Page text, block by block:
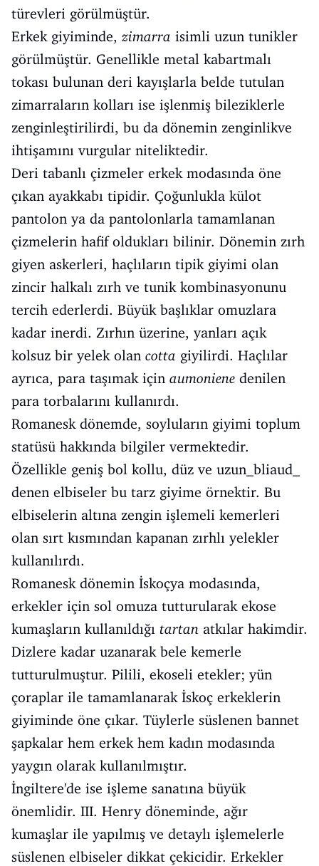
türevleri görülmüştür.
Erkek giyiminde, zimarra isimli uzun tunikler
görülmüştür. Genellikle metal kabartmalı
tokası bulunan deri kayışlarla belde tutulan
zimarraların kolları ise işlenmiş bileziklerle
zenginleştirilirdi, bu da dönemin zenginlikve
ihtişamını vurgular niteliktedir.
Deri tabanlı çizmeler erkek modasında öne
çıkan ayakkabı tipidir. Çoğunlukla külot
pantolon ya da pantolonlarla tamamlanan
çizmelerin hafif oldukları bilinir. Dönemin zırh
giyen askerleri, haçlıların tipik giyimi olan
zincir halkalı zırh ve tunik kombinasyonunu
tercih ederlerdi. Büyük başlıklar omuzlara
kadar inerdi. Zırhın üzerine, yanları açık
kolsuz bir yelek olan cotta giyilirdi. Haçlılar
ayrıca, para taşımak için aumoniene denilen
para torbalarını kullanırdı.
Romanesk dönemde, soyluların giyimi toplum
statüsü hakkında bilgiler vermektedir.
Özellikle geniş bol kollu, düz ve uzun_bliaud_
denen elbiseler bu tarz giyime örnektir. Bu
elbiselerin altına zengin işlemeli kemerleri
olan sırt kısmından kapanan zırhlı yelekler
kullanılırdı.
Romanesk dönemin İskoçya modasında,
erkekler için sol omuza tutturularak ekose
kumaşların kullanıldığı tartan atkılar hakimdir.
Dizlere kadar uzanarak bele kemerle
tutturulmuştur. Pilili, ekoseli etekler; yün
çoraplar ile tamamlanarak İskoç erkeklerin
giyiminde öne çıkar. Tüylerle süslenen bannet
şapkalar hem erkek hem kadın modasında
yaygın olarak kullanılmıştır.
İngiltere'de ise işleme sanatına büyük
önemlidir. III. Henry döneminde, ağır
kumaşlar ile yapılmış ve detaylı işlemelerle
süslenen elbiseler dikkat çekicidir. Erkekler